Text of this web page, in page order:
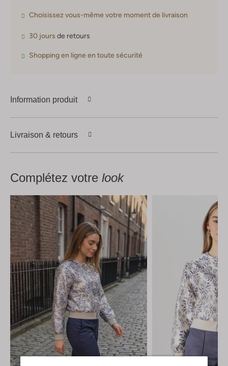
Choisissez vous-même votre moment de livraison
30 jours de retours
Shopping en ligne en toute sécurité
Information produit
Livraison & retours
Complétez votre look